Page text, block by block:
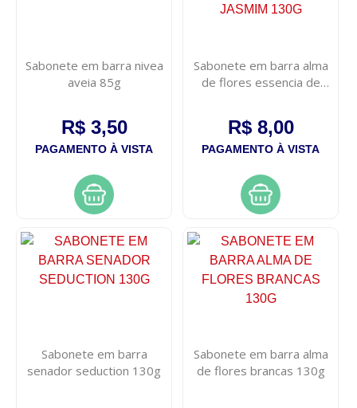
Sabonete em barra nivea
aveia 85g
R$ 3,50
PAGAMENTO À VISTA
Sabonete em barra alma
de flores essencia de
R$ 8,00
PAGAMENTO À VISTA
Sabonete em barra
senador seduction 130g
Sabonete em barra alma
de flores brancas 130g